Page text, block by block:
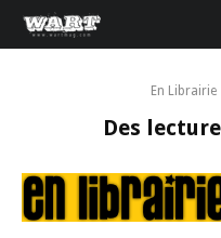
En Librairie
Des